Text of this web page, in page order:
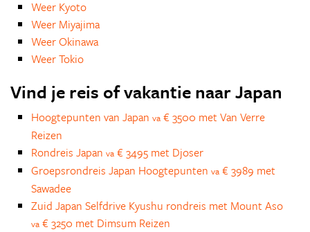
Weer Kyoto
Weer Miyajima
Weer Okinawa
Weer Tokio
Vind je reis of vakantie naar Japan
Hoogtepunten van Japan va € 3500 met Van Verre
Reizen
Rondreis Japan va € 3495 met Djoser
Groepsrondreis Japan Hoogtepunten va € 3989 met
Sawadee
Zuid Japan Selfdrive Kyushu rondreis met Mount Aso
va € 3250 met Dimsum Reizen